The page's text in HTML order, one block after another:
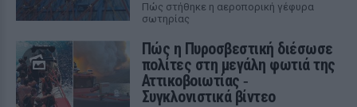
Πώς στήθηκε η αεροπορική γέφυρα
σωτηρίας
Πώς η Πυροσβεστική διέσωσε
πολίτες στη μεγάλη φωτιά της
Αττικοβοιωτίας ‑
Συγκλονιστικά βίντεο